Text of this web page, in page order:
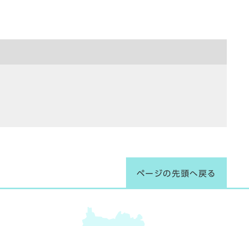
ページの先頭へ戻る